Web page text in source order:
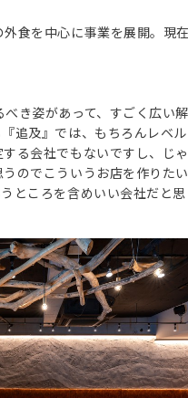
食を中心に事業を展開。現在
き姿があって、すごく広い解
追及』では、もちろんレベル
る会社でもないですし、じゃ
のでこういうお店を作りたい
ところを含めいい会社だと思